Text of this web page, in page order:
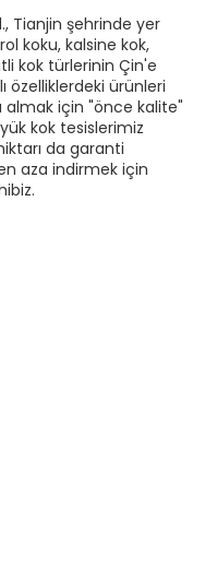
Tianjin şehrinde yer
koku, kalsine kok,
kok türlerinin Çin'e
özelliklerdeki ürünleri
için "önce kalite"
kok tesislerimiz
da garanti
aza indirmek için